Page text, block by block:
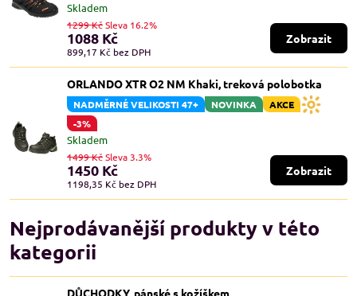
Skladem
1088 Kč
899,17 Kč bez DPH
1299 KčSleva 16.2%
Zobrazit
ORLANDO XTR O2 NM Khaki, treková polobotka
NADMĚRNÉ VELIKOSTI 47+ NOVINKA
AKCE
-3%
Skladem
1450 Kč
1198,35 Kč bez DPH
1499 KčSleva 3.3%
Zobrazit
Nejprodávanější produkty v této
kategorii
DŮCHODKY, pánské s kožíškem